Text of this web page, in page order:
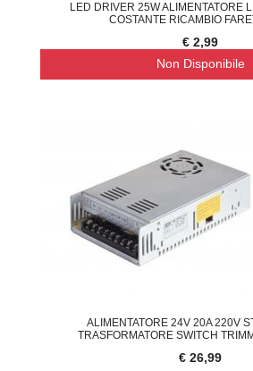
LED DRIVER 25W ALIMENTATORE
COSTANTE RICAMBIO
€ 2,99
Non Disponibile
ALIMENTATORE 24V 20A 220V
TRASFORMATORE SWITCH
€ 26,99